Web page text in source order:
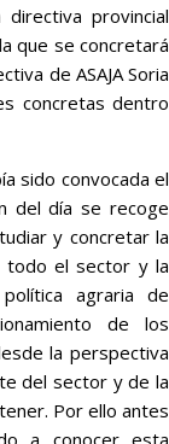
provincial
que se concretará
de ASAJA Soria
concretas dentro
sido convocada el
del día se recoge
y concretar la
todo el sector y la
agraria de
de los
la perspectiva
del sector y de la
Por ello antes